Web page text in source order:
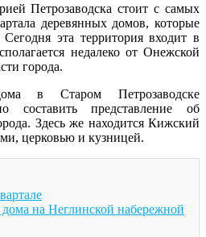
Петрозаводска стоит с самых
деревянных домов, которые
эта территория входит в
недалеко от Онежской
города.
в Старом Петрозаводске
составить представление об
Здесь же находится Кижский
церковью и кузницей.
на Неглинской набережной